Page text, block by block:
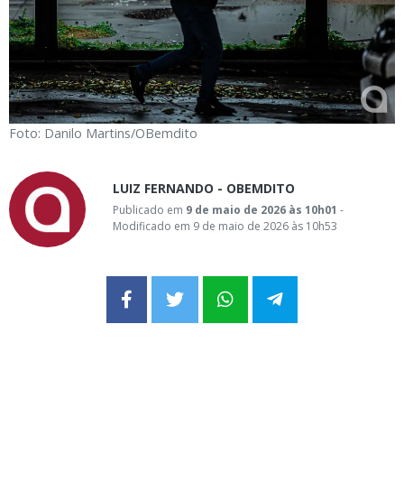
Foto: Danilo Martins/OBemdito
LUIZ FERNANDO - OBEMDITO
Publicado em 9 de maio de 2026 às 10h01 -
Modificado em 9 de maio de 2026 às 10h53